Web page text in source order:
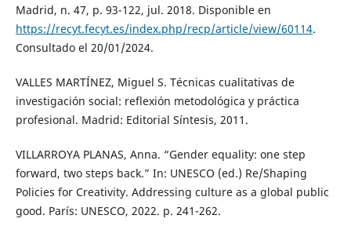
Madrid, n. 47, p. 93-122, jul. 2018. Disponible en
https://recyt.fecyt.es/index.php/recp/article/view/60114.
Consultado el 20/01/2024.
VALLES MARTÍNEZ, Miguel S. Técnicas cualitativas de
investigación social: reflexión metodológica y práctica
profesional. Madrid: Editorial Síntesis, 2011.
VILLARROYA PLANAS, Anna. “Gender equality: one step
forward, two steps back.” In: UNESCO (ed.) Re/Shaping
Policies for Creativity. Addressing culture as a global public
good. París: UNESCO, 2022. p. 241-262.